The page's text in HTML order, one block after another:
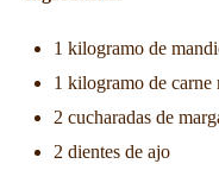
1 kilogramo de
1 kilogramo de carne
2 cucharadas de
2 dientes de ajo